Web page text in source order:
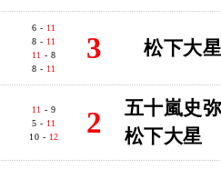
6 - 11
8 - 11
11 - 8
8 - 11
3 松下大星
11 - 9
5 - 11
10 - 12 2
五十嵐史弥
松下大星